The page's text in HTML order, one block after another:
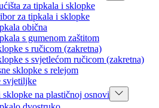
za tipkala i sklopke
za tipkala i sklopke
obična
s gumenom zaštitom
s ručicom (zakretna)
s svjetlećom ručicom (zakretna)
sklopke s relejom
svjetiljke
na plastičnoj osnovi